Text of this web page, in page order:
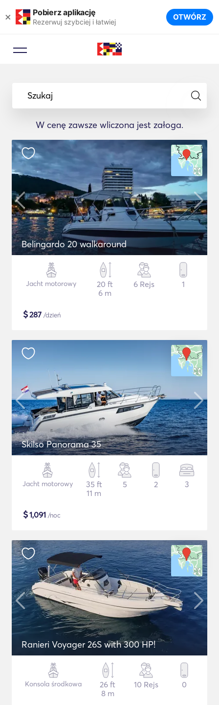
× Pobierz aplikację
Rezerwuj szybciej i łatwiej OTWÓRZ
Szukaj
W cenę zawsze wliczona jest załoga.
Belingardo 20 walkaround
Jacht motorowy
20 ft
6 m
6 Rejs 1
$287 /dzień
Skilso Panorama 35
Jacht motorowy
35 ft
11 m
5 2 3
$1,091 /noc
Ranieri Voyager 26S with 300 HP!
Konsola środkowa
26 ft
8 m
10 Rejs 0